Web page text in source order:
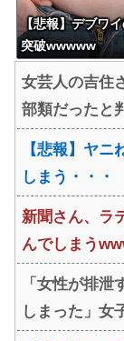
【悲報】デブワ
突破wwwww
女芸人の吉住
部類だったと
【悲報】ヤ
しまう・・・
新聞さん、ラ
んでしまう
「女性が排
しまった」女